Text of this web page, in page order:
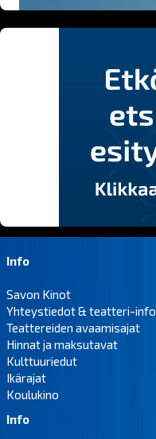
Info
Savon Kinot
Yhteystiedot & teatteri-info
Teattereiden avaamisajat
Hinnat ja maksutavat
Kulttuuriedut
Ikärajat
Koulukino
Info